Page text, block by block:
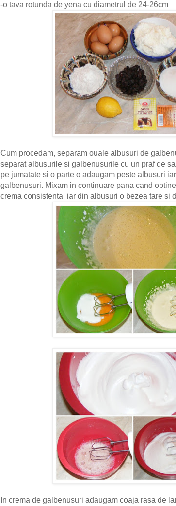
-o tava rotunda de yena cu diametrul de 24-26cm
Cum procedam, separam ouale albusuri de
separat albusurile si galbenusurile cu un praf de
pe jumatate si o parte o adaugam peste albusuri
galbenusuri. Mixam in continuare pana cand
crema consistenta, iar din albusuri o bezea tare si
In crema de galbenusuri adaugam coaja rasa de